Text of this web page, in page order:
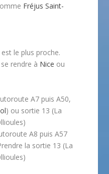
Fréjus Saint-
est le plus proche.
rendre à Nice ou
A7 puis A50,
) ou sortie 13 (La
A8 puis A57
la sortie 13 (La